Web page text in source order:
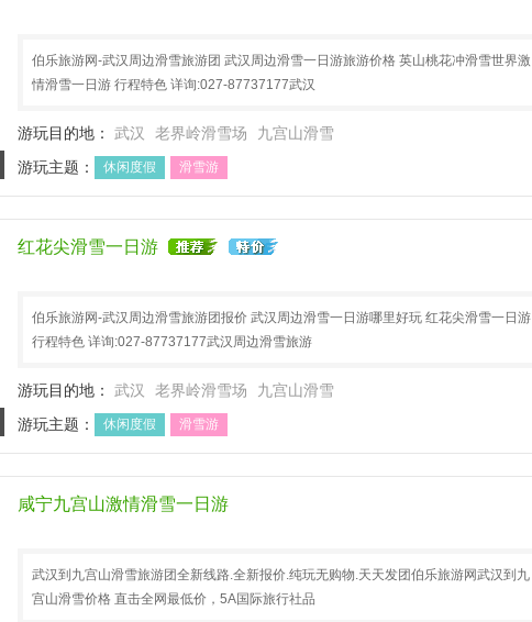
伯乐旅游网-武汉周边滑雪旅游团 武汉周边滑雪一日游旅游价格 英山桃花冲滑雪世界激
情滑雪一日游 行程特色 详询:027-87737177武汉
游玩目的地： 武汉 老界岭滑雪场
九宫山滑雪
游玩主题：
休闲度假 滑雪游
红花尖滑雪一日游
伯乐旅游网-武汉周边滑雪旅游团报价 武汉周边滑雪一日游哪里好玩 红花尖滑雪一日游
行程特色 详询:027-87737177武汉周边滑雪旅游
游玩目的地： 武汉 老界岭滑雪场
九宫山滑雪
游玩主题：
休闲度假 滑雪游
咸宁九宫山激情滑雪一日游
武汉到九宫山滑雪旅游团全新线路.全新报价.纯玩无购物.天天发团伯乐旅游网武汉到九
宫山滑雪价格 直击全网最低价，5A国际旅行社品